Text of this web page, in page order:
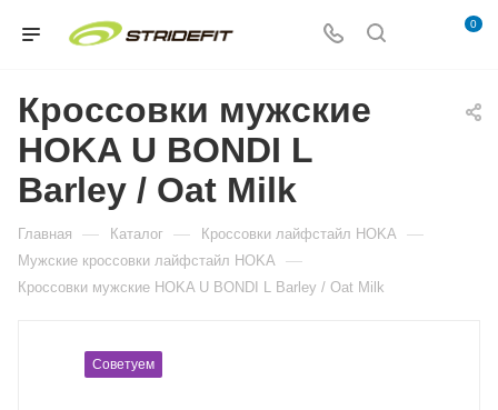
0
Кроссовки мужские
HOKA U BONDI L
Barley / Oat Milk
Главная — Каталог — Кросcовки лайфстайл HOKA —
Мужские кросcовки лайфстайл HOKA —
Кроссовки мужские HOKA U BONDI L Barley / Oat Milk
Советуем